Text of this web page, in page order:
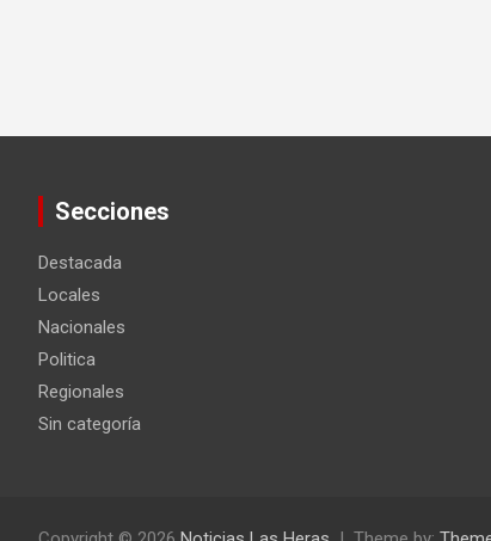
Secciones
Destacada
Locales
Nacionales
Politica
Regionales
Sin categoría